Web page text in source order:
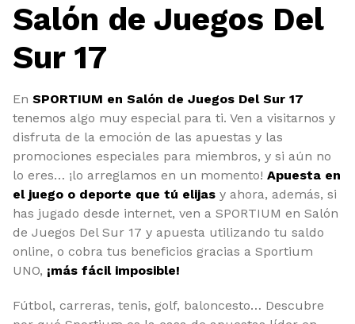
Salón de Juegos Del
Sur 17
En SPORTIUM en Salón de Juegos Del Sur 17
tenemos algo muy especial para ti. Ven a visitarnos y
disfruta de la emoción de las apuestas y las
promociones especiales para miembros, y si aún no
lo eres… ¡lo arreglamos en un momento! Apuesta en
el juego o deporte que tú elijas y ahora, además, si
has jugado desde internet, ven a SPORTIUM en Salón
de Juegos Del Sur 17 y apuesta utilizando tu saldo
online, o cobra tus beneficios gracias a Sportium
UNO, ¡más fácil imposible!
Fútbol, carreras, tenis, golf, baloncesto… Descubre